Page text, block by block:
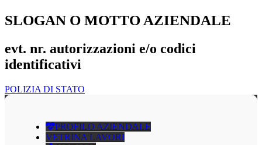
SLOGAN O MOTTO AZIENDALE
evt. nr. autorizzazioni e/o codici
identificativi
POLIZIA DI STATO
PROFILO AZIENDALE
VETRINA LAVORI